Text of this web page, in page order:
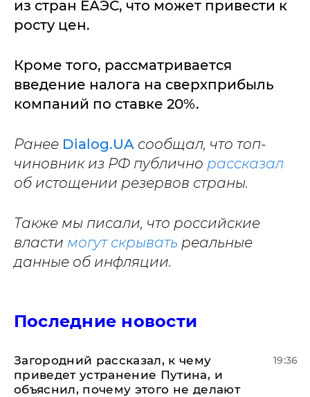
из стран ЕАЭС, что может привести к
росту цен.
Кроме того, рассматривается
введение налога на сверхприбыль
компаний по ставке 20%.
Ранее Dialog.UA сообщал, что топ-
чиновник из РФ публично рассказал
об истощении резервов страны.
Также мы писали, что российские
власти могут скрывать реальные
данные об инфляции.
Последние новости
Загородний рассказал, к чему
приведет устранение Путина, и
объяснил, почему этого не делают
19:36